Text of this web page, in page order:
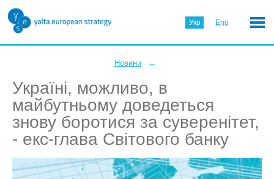
Укр Eng
Новини ←
Україні, можливо, в
майбутньому доведеться
знову боротися за суверенітет,
- екс-глава Світового банку